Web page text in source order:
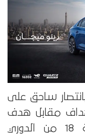
ريال مدريد عام 2026 بانتصار ساحق على
مقابل هدف
واحد، ضمن منافسات الجولة 18 من الدوري